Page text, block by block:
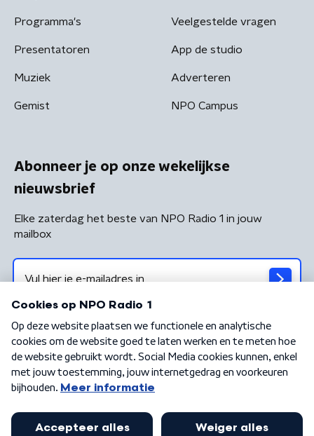
Programma's
Presentatoren
Muziek
Gemist
Veelgestelde vragen
App de studio
Adverteren
NPO Campus
Abonneer je op onze wekelijkse
nieuwsbrief
Elke zaterdag het beste van NPO Radio 1 in jouw
mailbox
Algemene voorwaarden